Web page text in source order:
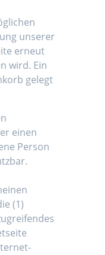
unserer
erneut
wird. Ein
gelegt
einen
Person
(1)